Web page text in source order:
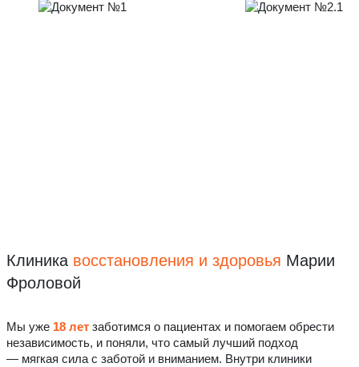
Клиника восстановления и здоровья Марии
Фроловой
Мы уже 18 лет заботимся о пациентах и помогаем обрести
независимость, и поняли, что самый лучший подход
— мягкая сила с заботой и вниманием. Внутри клиники